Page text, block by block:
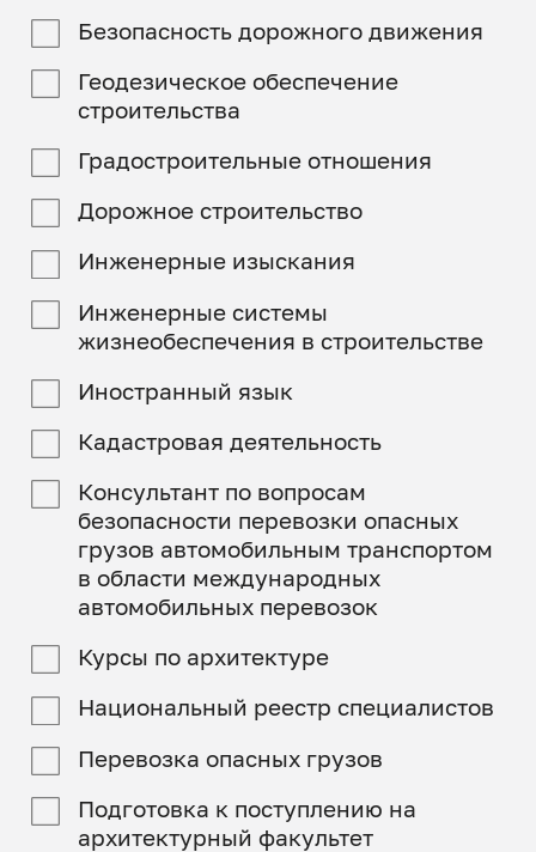
Безопасность дорожного движения
Геодезическое обеспечение
строительства
Градостроительные отношения
Дорожное строительство
Инженерные изыскания
Инженерные системы
жизнеобеспечения в строительстве
Иностранный язык
Кадастровая деятельность
Консультант по вопросам
безопасности перевозки опасных
грузов автомобильным транспортом
в области международных
автомобильных перевозок
Курсы по архитектуре
Национальный реестр специалистов
Перевозка опасных грузов
Подготовка к поступлению на
архитектурный факультет